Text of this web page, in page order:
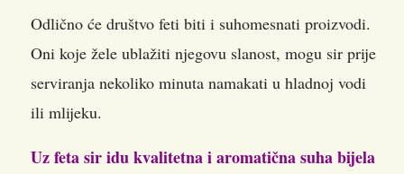
Odlično će društvo feti biti i suhomesnati proizvodi.
Oni koje žele ublažiti njegovu slanost, mogu sir prije
serviranja nekoliko minuta namakati u hladnoj vodi
ili mlijeku.
Uz feta sir idu kvalitetna i aromatična suha bijela